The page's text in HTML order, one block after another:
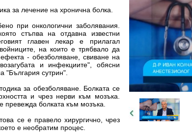
за лечение на хронична болка.
при онкологични заболявания.
стъпва на отдавна известни
главен лекар е прилагал
на които е трябвало да
- обезболяване, свиване на
и инфекциите", обясни
"България сутрин".
за обезболяване. Болката се
и чрез нерви към мозъка.
превежда болката към мозъка.
се е правело хирургично, чрез
е необратим процес.